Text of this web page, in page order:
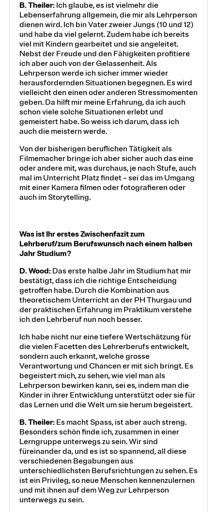
B. Theiler:Ich glaube, es ist vielmehr die
Lebenserfahrung allgemein, die mir als Lehrperson
dienen wird. Ich bin Vater zweier Jungs (10 und 12)
und habe da viel gelernt. Zudem habe ich bereits
viel mit Kindern gearbeitet und sie angeleitet.
Nebst der Freude und den Fähigkeiten profitiere
ich aber auch von der Gelassenheit. Als
Lehrperson werde ich sicher immer wieder
herausfordernden Situationen begegnen. Es wird
vielleicht den einen oder anderen Stressmomenten
geben. Da hilft mir meine Erfahrung, da ich auch
schon viele solche Situationen erlebt und
gemeistert habe. So weiss ich darum, dass ich
auch die meistern werde.
Von der bisherigen beruflichen Tätigkeit als
Filmemacher bringe ich aber sicher auch das eine
oder andere mit, was durchaus, je nach Stufe, auch
mal im Unterricht Platz findet – sei das im Umgang
mit einer Kamera filmen oder fotografieren oder
auch im Storytelling.
Was ist Ihr erstes Zwischenfazit zum
Lehrberuf/zum Berufswunsch nach einem halben
Jahr Studium?
D. Wood: Das erste halbe Jahr im Studium hat mir
bestätigt, dass ich die richtige Entscheidung
getroffen habe. Durch die Kombination aus
theoretischem Unterricht an der PH Thurgau und
der praktischen Erfahrung im Praktikum verstehe
ich den Lehrberuf nun noch besser.
Ich habe nicht nur eine tiefere Wertschätzung für
die vielen Facetten des Lehrerberufs entwickelt,
sondern auch erkannt, welche grosse
Verantwortung und Chancen er mit sich bringt. Es
begeistert mich, zu sehen, wie viel man als
Lehrperson bewirken kann, sei es, indem man die
Kinder in ihrer Entwicklung unterstützt oder sie für
das Lernen und die Welt um sie herum begeistert.
B. Theiler:Es macht Spass, ist aber auch streng.
Besonders schön finde ich, zusammen in einer
Lerngruppe unterwegs zu sein. Wir sind
füreinander da, und es ist so spannend, all diese
verschiedenen Begabungen aus
unterschiedlichsten Berufsrichtungen zu sehen. Es
ist ein Privileg, so neue Menschen kennenzulernen
und mit ihnen auf dem Weg zur Lehrperson
unterwegs zu sein.